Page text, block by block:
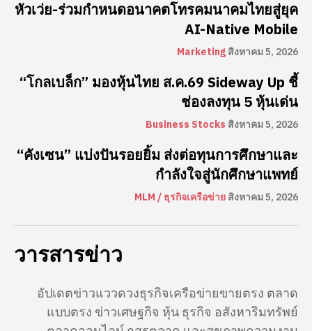
หัวเว่ย-ร่วมกำหนดอนาคตโทรคมนาคมไทยสู่ยุค
AI-Native Mobile
Marketingสิงหาคม 5, 2026
“โกลเบล็ก” มองหุ้นไทย ส.ค.69 Sideway Up ชี้
ช่องลงทุน 5 หุ้นเด่น
Business Stocks สิงหาคม 5, 2026
“คังเซน” แบ่งปันรอยยิ้ม ส่งต่อทุนการศึกษาและ
กำลังใจสู่นักศึกษาแพทย์
MLM / ธุรกิจเครือข่ายสิงหาคม 5, 2026
วารสารข่าว
อัปเดตข่าวแววดวงธุรกิจเครือข่ายขายตรง ตลาด
แบบตรง ข่าวเศษฐกิจ หุ้น ธุรกิจ อสังหาริมทรัพย์